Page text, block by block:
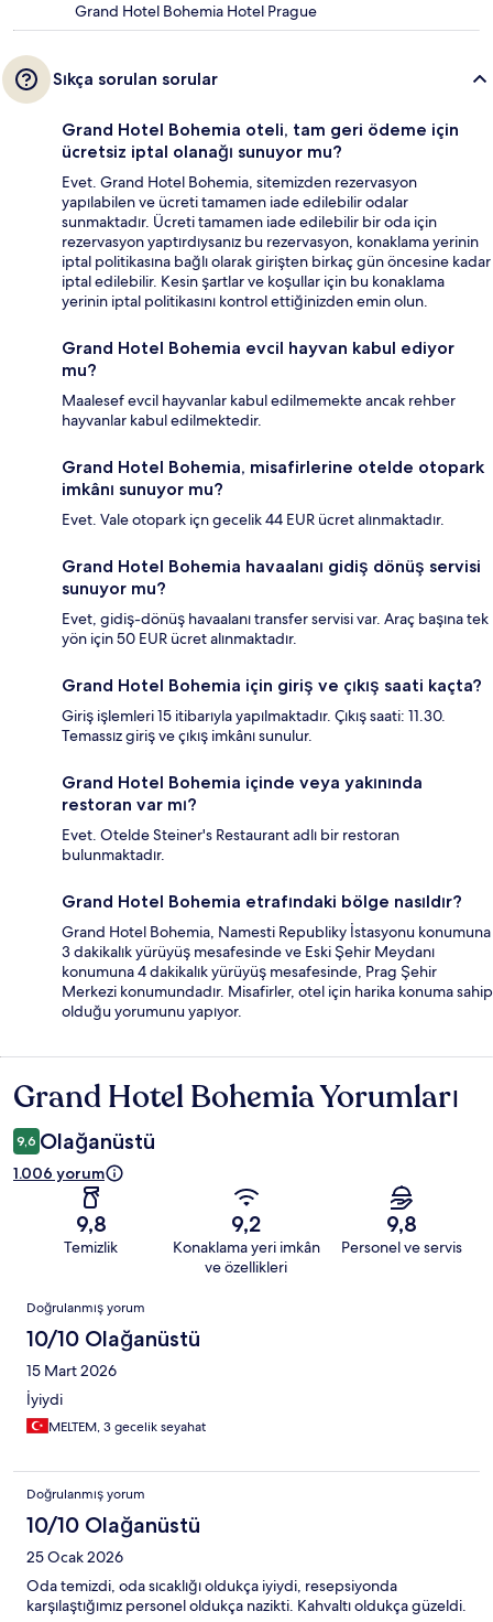
Grand Hotel Bohemia Hotel Prague
Sıkça sorulan sorular
Grand Hotel Bohemia oteli, tam geri ödeme için
ücretsiz iptal olanağı sunuyor mu?
Evet. Grand Hotel Bohemia, sitemizden rezervasyon
yapılabilen ve ücreti tamamen iade edilebilir odalar
sunmaktadır. Ücreti tamamen iade edilebilir bir oda için
rezervasyon yaptırdıysanız bu rezervasyon, konaklama yerinin
iptal politikasına bağlı olarak girişten birkaç gün öncesine kadar
iptal edilebilir. Kesin şartlar ve koşullar için bu konaklama
yerinin iptal politikasını kontrol ettiğinizden emin olun.
Grand Hotel Bohemia evcil hayvan kabul ediyor
mu?
Maalesef evcil hayvanlar kabul edilmemekte ancak rehber
hayvanlar kabul edilmektedir.
Grand Hotel Bohemia, misafirlerine otelde otopark
imkânı sunuyor mu?
Evet. Vale otopark içn gecelik 44 EUR ücret alınmaktadır.
Grand Hotel Bohemia havaalanı gidiş dönüş servisi
sunuyor mu?
Evet, gidiş-dönüş havaalanı transfer servisi var. Araç başına tek
yön için 50 EUR ücret alınmaktadır.
Grand Hotel Bohemia için giriş ve çıkış saati kaçta?
Giriş işlemleri 15 itibarıyla yapılmaktadır. Çıkış saati: 11.30.
Temassız giriş ve çıkış imkânı sunulur.
Grand Hotel Bohemia içinde veya yakınında
restoran var mı?
Evet. Otelde Steiner's Restaurant adlı bir restoran
bulunmaktadır.
Grand Hotel Bohemia etrafındaki bölge nasıldır?
Grand Hotel Bohemia, Namesti Republiky İstasyonu konumuna
3 dakikalık yürüyüş mesafesinde ve Eski Şehir Meydanı
konumuna 4 dakikalık yürüyüş mesafesinde, Prag Şehir
Merkezi konumundadır. Misafirler, otel için harika konuma sahip
olduğu yorumunu yapıyor.
Yorumlar
Grand Hotel Bohemia Yorumları
9,6 Olağanüstü
1.006 yorum
9,8
Temizlik
9,2
Konaklama yeri imkân
ve özellikleri
9,8
Personel ve servis
Yorumlar
Doğrulanmış yorum
10/10 Olağanüstü
15 Mart 2026
İyiydi
MELTEM, 3 gecelik seyahat
Doğrulanmış yorum
10/10 Olağanüstü
25 Ocak 2026
Oda temizdi, oda sıcaklığı oldukça iyiydi, resepsiyonda
karşılaştığımız personel oldukça nazikti. Kahvaltı oldukça güzeldi.